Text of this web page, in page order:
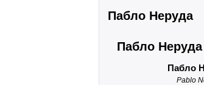
Пабло Неруда
Пабло Неруда
Пабло
Pablo